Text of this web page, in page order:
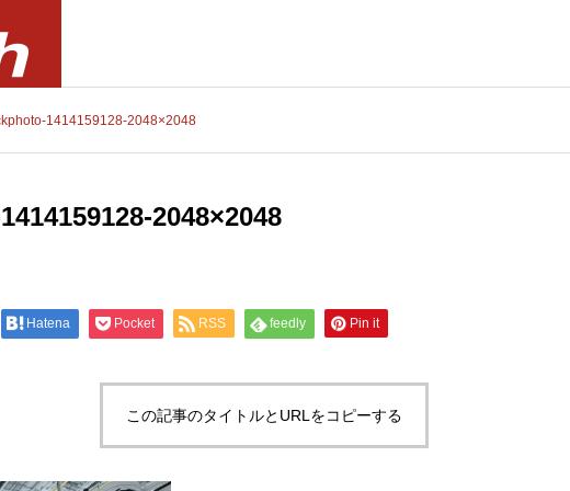
Equipment
PROFILE
会社概要
1414159128-2048×2048
2048×2048
Hatena Pocket RSS feedly Pin it
この記事のタイトルとURLをコピーする